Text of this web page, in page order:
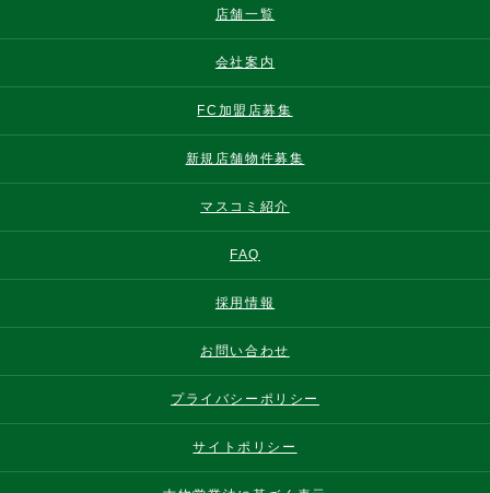
店舗一覧
会社案内
FC加盟店募集
新規店舗物件募集
マスコミ紹介
FAQ
採用情報
お問い合わせ
プライバシーポリシー
サイトポリシー